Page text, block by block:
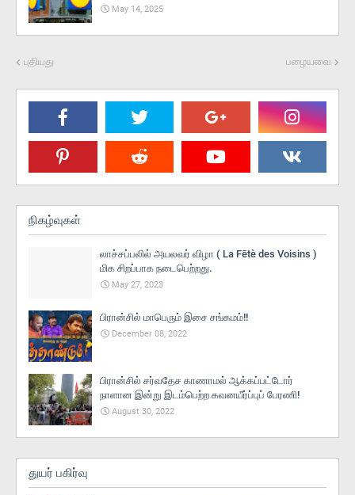
May 14, 2025
புதியது பழையவை
நிகழ்வுகள்
லாச்சப்பலில் அயலவர் விழா ( La Fētè des Voisins )
மிக சிறப்பாக நடைபெற்றது.
May 27, 2023
பிரான்சில் மாபெரும் இசை சங்கமம்!!
December 08, 2022
பிரான்சில் சர்வதேச காணாமல் ஆக்கப்பட்டோர்
நாளான இன்று இடம்பெற்ற கவனயீர்ப்புப் பேரணி!
August 30, 2022
துயர் பகிர்வு